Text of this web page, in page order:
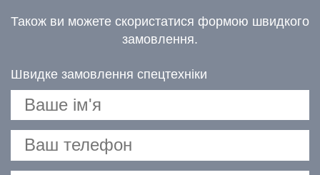
Також ви можете скористатися формою швидкого
замовлення.
Швидке замовлення спецтехніки